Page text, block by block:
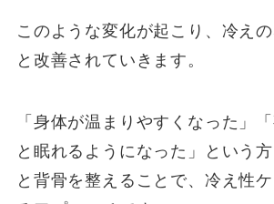
このような変化が起こり、冷え
と改善されていきます。
「身体が温まりやすくなった」
と眠れるようになった」という
と背骨を整えることで、冷え性